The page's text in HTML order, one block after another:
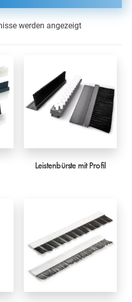
werden angezeigt
Leistenbürste mit Profil